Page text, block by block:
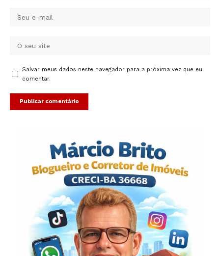
Salvar meus dados neste navegador para a próxima vez que eu
comentar.